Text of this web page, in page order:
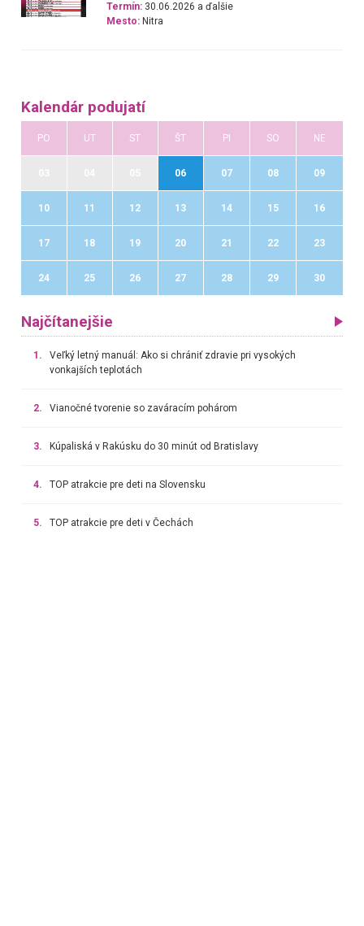
Termín: 30.06.2026 a ďalšie
Mesto: Nitra
Kalendár podujatí
PO UT ST ŠT PI SO NE
06 07 08 09
10 11 12 13 14 15 16
17 18 19 20 21 22 23
24 25 26 27 28 29 30
Najčítanejšie
1.
Veľký letný manuál: Ako si chrániť zdravie pri vysokých
vonkajších teplotách
2. Vianočné tvorenie so zaváracím pohárom
3. Kúpaliská v Rakúsku do 30 minút od Bratislavy
4. TOP atrakcie pre deti na Slovensku
5. TOP atrakcie pre deti v Čechách